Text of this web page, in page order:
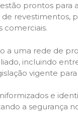
estão prontos para
revestimentos,
comerciais.
a uma rede de
incluindo
vigente
e
a segurança